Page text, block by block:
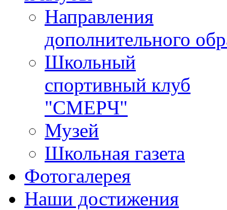
Направления
дополнительного
Школьный
спортивный клуб
"СМЕРЧ"
Музей
Школьная газета
Фотогалерея
Наши достижения